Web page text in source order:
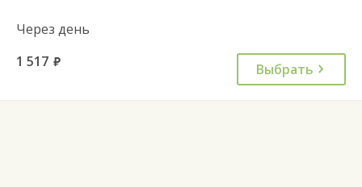
Через день
1 517 руб. Выбрать